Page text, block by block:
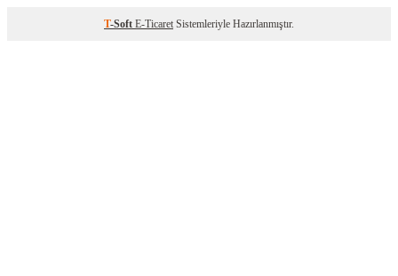
T-Soft E-Ticaret Sistemleriyle Hazırlanmıştır.